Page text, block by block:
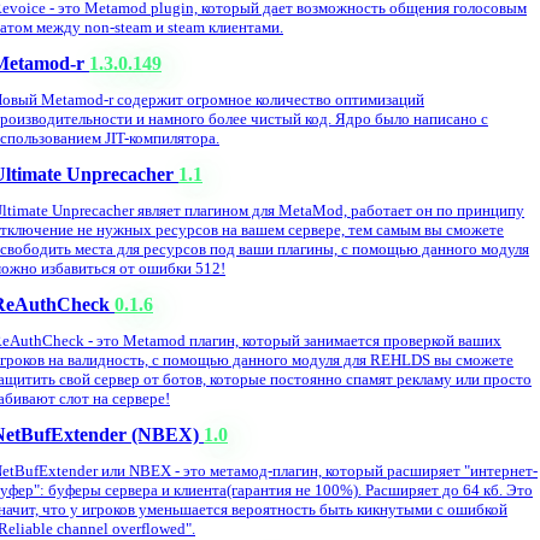
- это Metamod plugin, который дает возможность общения голосовым
между non-steam и steam клиентами.
r 1.3.0.149
Metamod-r содержит огромное количество оптимизаций
и намного более чистый код. Ядро было написано с
JIT-компилятора.
Unprecacher 1.1
Unprecacher являет плагином для MetaMod, работает он по принципу
не нужных ресурсов на вашем сервере, тем самым вы сможете
места для ресурсов под ваши плагины, с помощью данного модуля
избавиться от ошибки 512!
0.1.6
- это Metamod плагин, который занимается проверкой ваших
на валидность, с помощью данного модуля для REHLDS вы сможете
свой сервер от ботов, которые постоянно спамят рекламу или просто
слот на сервере!
(NBEX) 1.0
или NBEX - это метамод-плагин, который расширяет "интернет-
буферы сервера и клиента(гарантия не 100%). Расширяет до 64 кб. Это
что у игроков уменьшается вероятность быть кикнутыми с ошибкой
channel overflowed".